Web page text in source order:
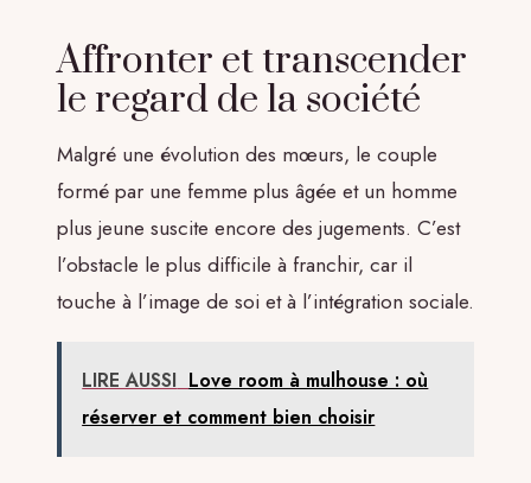
Affronter et transcender
le regard de la société
Malgré une évolution des mœurs, le couple
formé par une femme plus âgée et un homme
plus jeune suscite encore des jugements. C’est
l’obstacle le plus difficile à franchir, car il
touche à l’image de soi et à l’intégration sociale.
LIRE AUSSI Love room à mulhouse : où
réserver et comment bien choisir